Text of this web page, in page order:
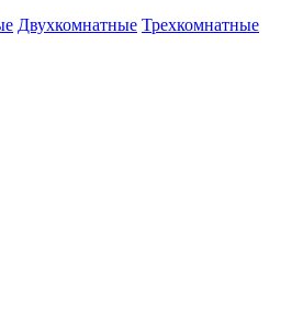
Двухкомнатные Трехкомнатные